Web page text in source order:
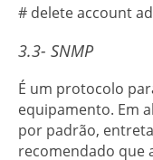
# delete account
3.3- SNMP
É um protocolo
equipamento. Em
por padrão,
recomendado que